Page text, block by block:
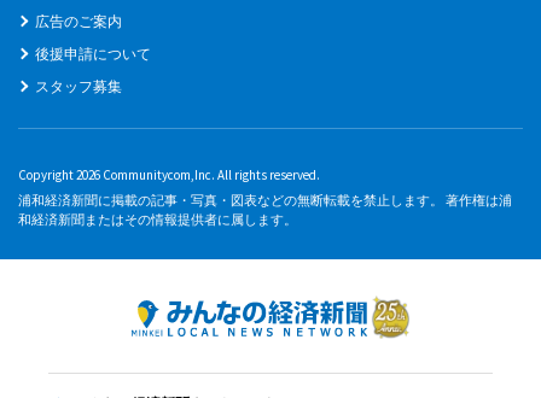
広告のご案内
後援申請について
スタッフ募集
Copyright 2026 Communitycom,Inc. All rights reserved.
浦和経済新聞に掲載の記事・写真・図表などの無断転載を禁止します。 著作権は浦
和経済新聞またはその情報提供者に属します。